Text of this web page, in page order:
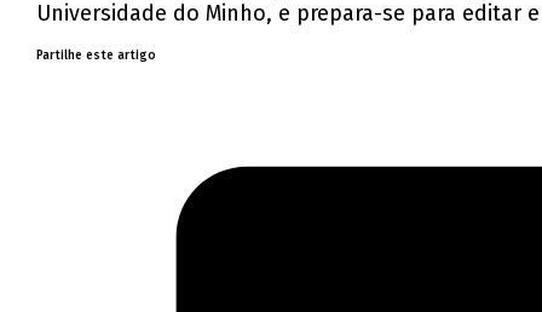
Universidade do Minho, e prepara-se para editar
Partilhe este artigo